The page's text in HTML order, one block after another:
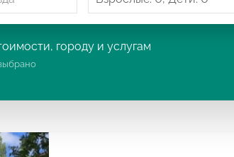
городу и услугам